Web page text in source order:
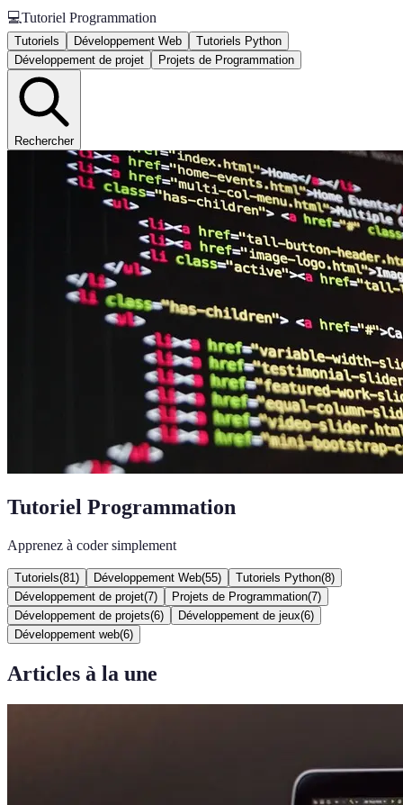
💻Tutoriel Programmation
Tutoriels Développement Web
Tutoriels Python
Développement de projet
Projets de Programmation
Rechercher
Tutoriel Programmation
Apprenez à coder simplement
Tutoriels(81 ) Développement Web(55) Tutoriels Python(8)
Développement de projet(7) Projets de Programmation(7)
Développement de projets(6) Développement de jeux(6)
Développement web(6)
Articles à la une